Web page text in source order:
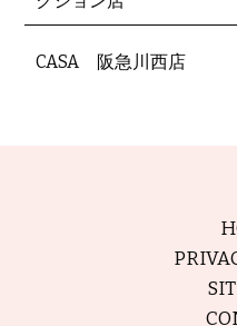
CASA 阪急川西店